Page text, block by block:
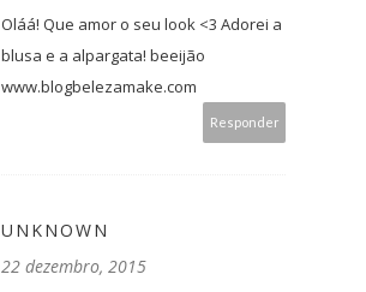
Oláá! Que amor o seu look <3 Adorei a
blusa e a alpargata! beeijão
www.blogbelezamake.com
Responder
UNKNOWN
22 dezembro, 2015